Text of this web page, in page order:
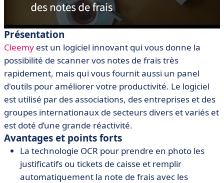
Présentation
Cleemy est un logiciel innovant qui vous donne la
possibilité de scanner vos notes de frais très
rapidement, mais qui vous fournit aussi un panel
d'outils pour améliorer votre productivité. Le logiciel
est utilisé par des associations, des entreprises et des
groupes internationaux de secteurs divers et variés et
est doté d’une grande réactivité.
Avantages et points forts
La technologie OCR pour prendre en photo les
justificatifs ou tickets de caisse et remplir
automatiquement la note de frais avec les